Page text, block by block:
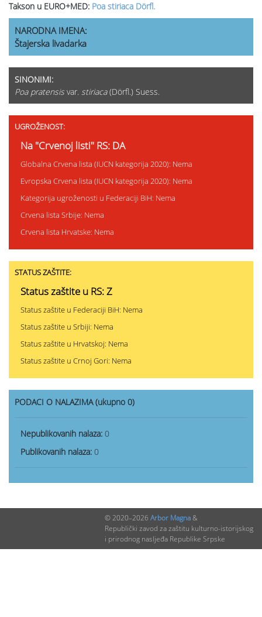
Takson u EURO+MED: Poa stiriaca Dörfl.
NARODNA IMENA:
Štajerska livadarka
SINONIMI:
Poa pratensis var. stiriaca(Dörfl.) Suess.
UGROŽENOST:
Na "Crvenoj listi" RS: DA
Globalna Crvena lista (IUCN kategorija 2020): Nema
Evropska Crvena lista (IUCN kategorija 2020): Nema
Kategorija ugroženosti u Federaciji BiH: Nema
Crvena lista Srbije: Nema
Crvena lista Hrvatske: Nema
STATUS ZAŠTITE:
Status zaštite u RS: Z
Status zaštite u Federaciji BiH: Nema
Status zaštite u Srbiji: Nema
Status zaštite u Hrvatskoj: Nema
Status zaštite u Crnoj Gori: Nema
PODACI O NALAZIMA (ukupno 0)
Nepublikovanih nalaza: 0
Publikovanih nalaza: 0
© 2020–2026 Arbor Magna&
Republički zavod za zaštitu kulturno-istorijskog
i prirodnog nasljeđa Republike Srpske